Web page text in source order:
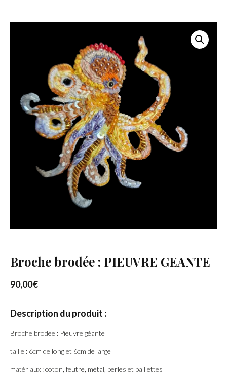
Broche brodée : PIEUVRE GEANTE
90,00€
Description du produit :
Broche brodée : Pieuvre géante
taille : 6cm de long et 6cm de large
matériaux : coton, feutre, métal, perles et paillettes